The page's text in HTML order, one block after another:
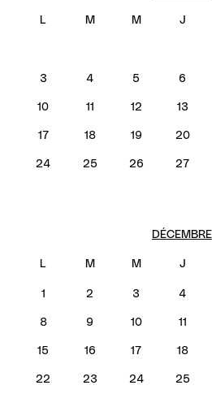
3 4 5 6
10 11 12 13
17 18 19 20
24 25 26 27
DÉCEMBRE
1 2 3 4
8 9 10 11
15 16 17 18
22 23 24 25